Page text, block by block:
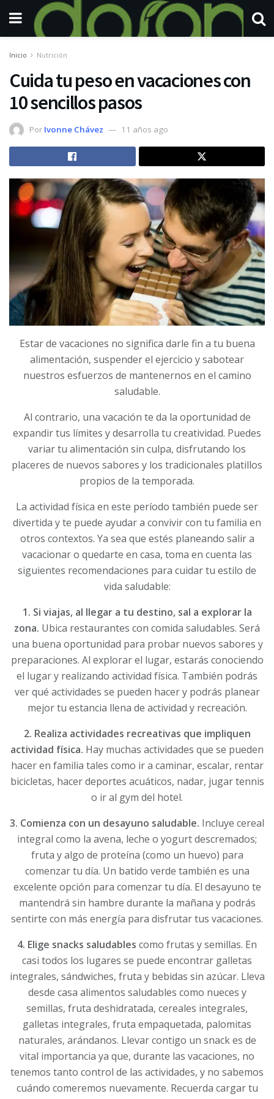
Inicio Nutrición
Cuida tu peso en vacaciones con
10 sencillos pasos
Por Ivonne Chávez 11 años ago
Estar de vacaciones no significa darle fin a tu buena
alimentación, suspender el ejercicio y sabotear
nuestros esfuerzos de mantenernos en el camino
saludable.
Al contrario, una vacación te da la oportunidad de
expandir tus límites y desarrolla tu creatividad. Puedes
variar tu alimentación sin culpa, disfrutando los
placeres de nuevos sabores y los tradicionales platillos
propios de la temporada.
La actividad física en este período también puede ser
divertida y te puede ayudar a convivir con tu familia en
otros contextos. Ya sea que estés planeando salir a
vacacionar o quedarte en casa, toma en cuenta las
siguientes recomendaciones para cuidar tu estilo de
vida saludable:
1. Si viajas, al llegar a tu destino, sal a explorar la
zona. Ubica restaurantes con comida saludables. Será
una buena oportunidad para probar nuevos sabores y
preparaciones. Al explorar el lugar, estarás conociendo
el lugar y realizando actividad física. También podrás
ver qué actividades se pueden hacer y podrás planear
mejor tu estancia llena de actividad y recreación.
2. Realiza actividades recreativas que impliquen
actividad física. Hay muchas actividades que se pueden
hacer en familia tales como ir a caminar, escalar, rentar
bicicletas, hacer deportes acuáticos, nadar, jugar tennis
o ir al gym del hotel.
3. Comienza con un desayuno saludable. Incluye cereal
integral como la avena, leche o yogurt descremados;
fruta y algo de proteína (como un huevo) para
comenzar tu día. Un batido verde también es una
excelente opción para comenzar tu día. El desayuno te
mantendrá sin hambre durante la mañana y podrás
sentirte con más energía para disfrutar tus vacaciones.
4. Elige snacks saludables como frutas y semillas. En
casi todos los lugares se puede encontrar galletas
integrales, sándwiches, fruta y bebidas sin azúcar. Lleva
desde casa alimentos saludables como nueces y
semillas, fruta deshidratada, cereales integrales,
galletas integrales, fruta empaquetada, palomitas
naturales, arándanos. Llevar contigo un snack es de
vital importancia ya que, durante las vacaciones, no
tenemos tanto control de las actividades, y no sabemos
cuándo comeremos nuevamente. Recuerda cargar tu